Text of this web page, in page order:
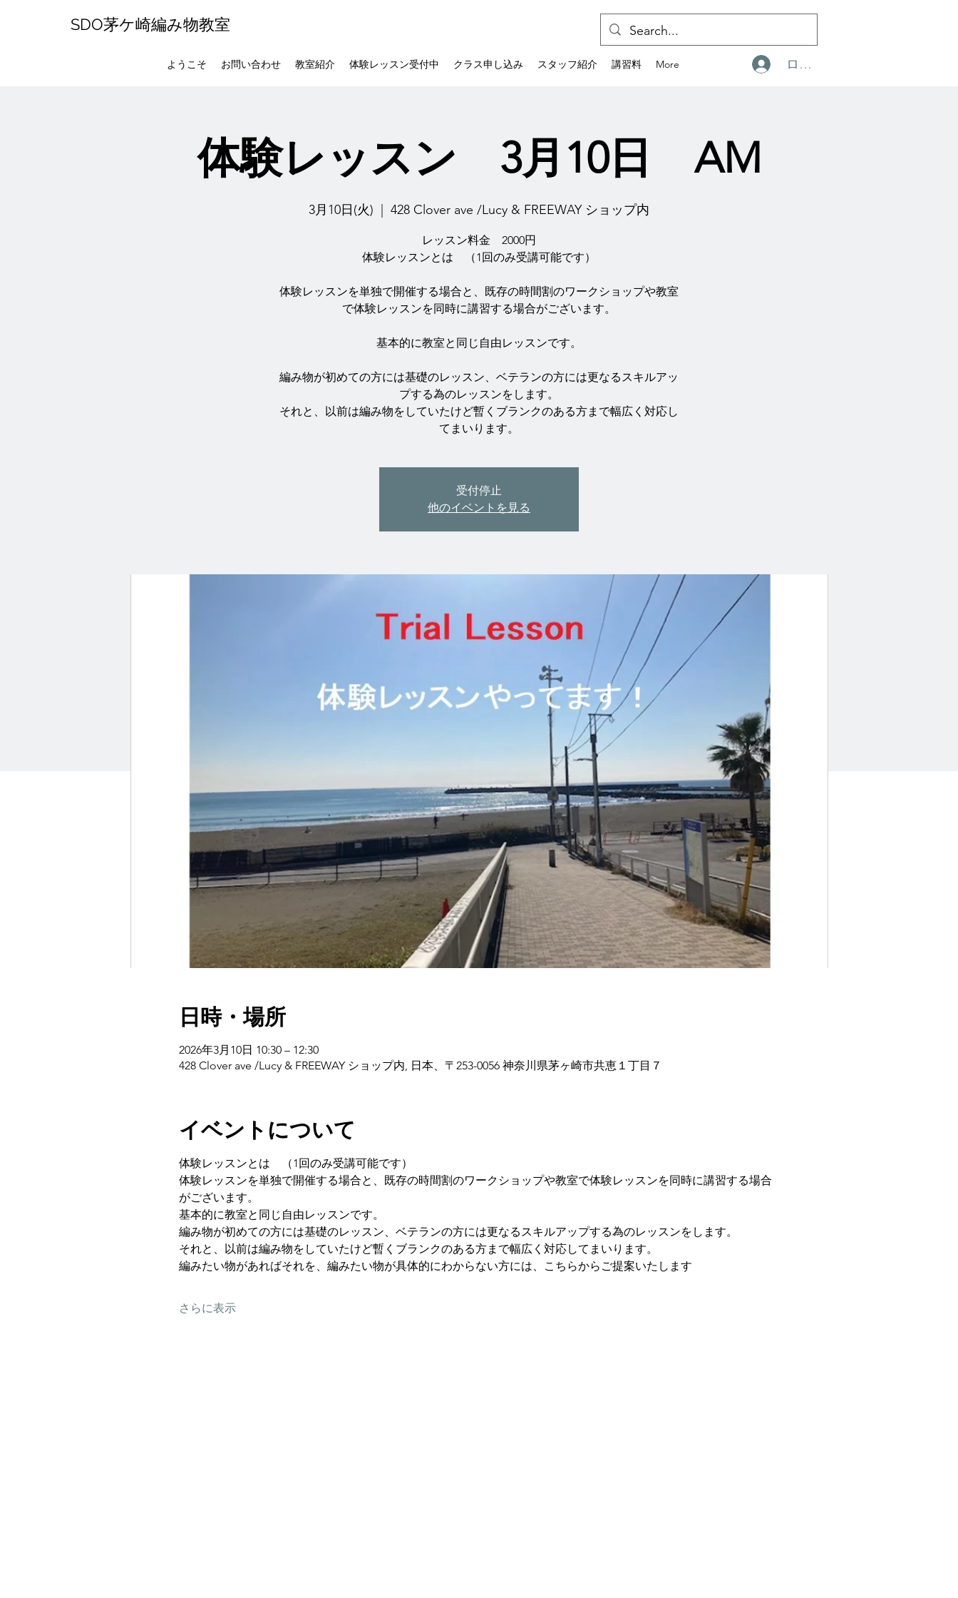
SDO茅ケ崎編み物教室
ようこそ お問い合わせ 教室紹介 体験レッスン受付中 クラス申し込み スタッフ紹介 講習料 More ログイン
体験レッスン 3月10日 AM
3月10日(火) 428 Clover ave /Lucy & FREEWAY ショップ内
レッスン料金 2000円
体験レッスンとは （1回のみ受講可能です）
体験レッスンを単独で開催する場合と、既存の時間割のワークショップや教室
で体験レッスンを同時に講習する場合がございます。
基本的に教室と同じ自由レッスンです。
編み物が初めての方には基礎のレッスン、ベテランの方には更なるスキルアッ
プする為のレッスンをします。
それと、以前は編み物をしていたけど暫くブランクのある方まで幅広く対応し
受付停止
他のイベントを見る
日時・場所
2026年3月10日 10:30 – 12:30
428 Clover ave /Lucy & FREEWAY ショップ内, 日本、〒253-0056 神奈川県茅ヶ崎市共恵１丁目７
イベントについて
体験レッスンとは　（1回のみ受講可能です）
体験レッスンを単独で開催する場合と、既存の時間割のワークショップや教室で体験レッスンを同時に講習する場合
がございます。
基本的に教室と同じ自由レッスンです。
編み物が初めての方には基礎のレッスン、ベテランの方には更なるスキルアップする為のレッスンをします。
それと、以前は編み物をしていたけど暫くブランクのある方まで幅広く対応してまいります。
編みたい物があればそれを、編みたい物が具体的にわからない方には、こちらからご提案いたします
さらに表示